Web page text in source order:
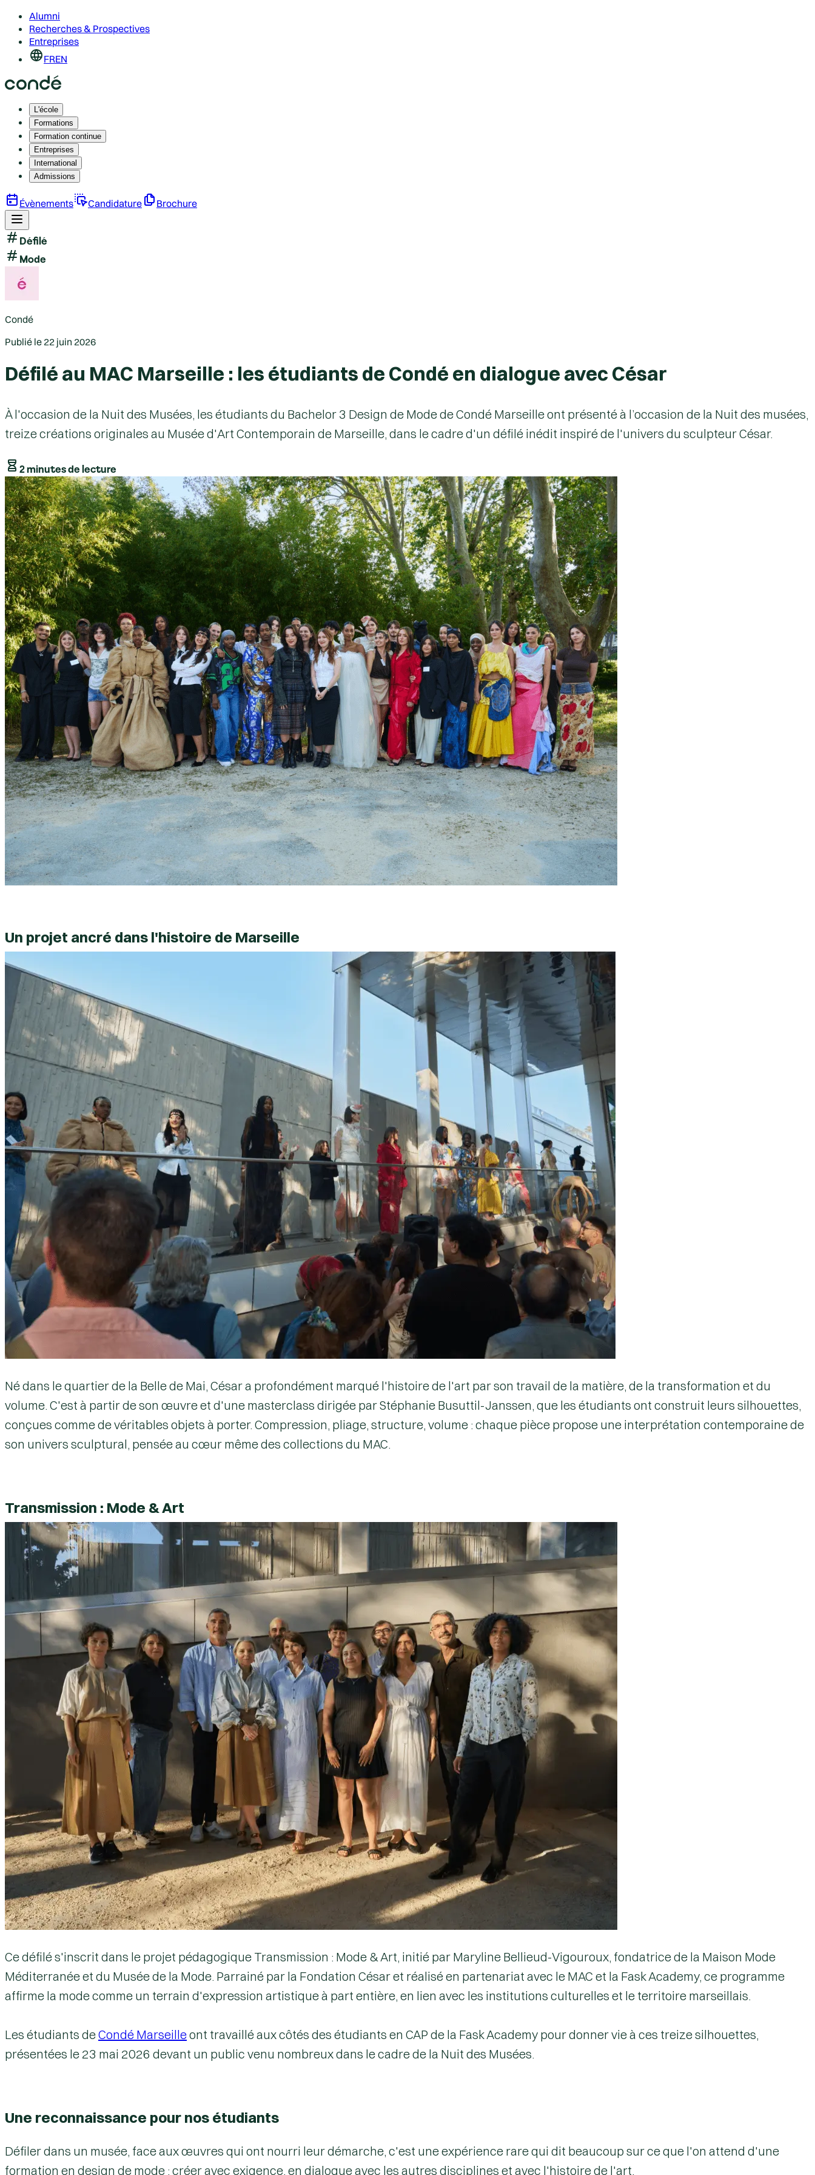
Alumni
Recherches & Prospectives
Entreprises
FREN
L'école
Formations
Formation continue
Entreprises
International
Admissions
Évènements Candidature Brochure
Défilé
Mode
Condé
Publié le 22 juin 2026
Défilé au MAC Marseille : les étudiants de Condé en dialogue avec César
À l'occasion de la Nuit des Musées, les étudiants du Bachelor 3 Design de Mode de Condé Marseille ont présenté à l’occasion de la Nuit des musées,
treize créations originales au Musée d'Art Contemporain de Marseille, dans le cadre d'un défilé inédit inspiré de l'univers du sculpteur César.
2 minutes de lecture
Un projet ancré dans l'histoire de Marseille
Né dans le quartier de la Belle de Mai, César a profondément marqué l'histoire de l'art par son travail de la matière, de la transformation et du
volume. C'est à partir de son œuvre et d'une masterclass dirigée par Stéphanie Busuttil-Janssen, que les étudiants ont construit leurs silhouettes,
conçues comme de véritables objets à porter. Compression, pliage, structure, volume : chaque pièce propose une interprétation contemporaine de
son univers sculptural, pensée au cœur même des collections du MAC.
Transmission : Mode & Art
Ce défilé s'inscrit dans le projet pédagogique Transmission : Mode & Art, initié par Maryline Bellieud-Vigouroux, fondatrice de la Maison Mode
Méditerranée et du Musée de la Mode. Parrainé par la Fondation César et réalisé en partenariat avec le MAC et la Fask Academy, ce programme
affirme la mode comme un terrain d'expression artistique à part entière, en lien avec les institutions culturelles et le territoire marseillais.
Les étudiants deCondé Marseilleont travaillé aux côtés des étudiants en CAP de la Fask Academy pour donner vie à ces treize silhouettes,
présentées le 23 mai 2026 devant un public venu nombreux dans le cadre de la Nuit des Musées.
Une reconnaissance pour nos étudiants
Défiler dans un musée, face aux œuvres qui ont nourri leur démarche, c'est une expérience rare qui dit beaucoup sur ce que l'on attend d'une
formation en design de mode : créer avec exigence, en dialogue avec les autres disciplines et avec l'histoire de l'art.